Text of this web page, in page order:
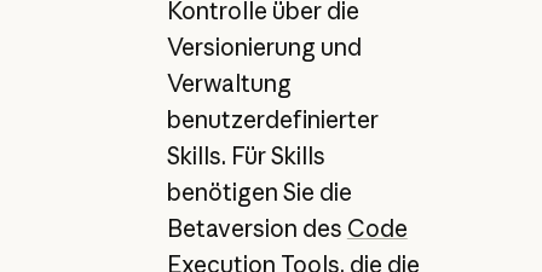
Kontrolle über die
Versionierung und
Verwaltung
benutzerdefinierter
Skills. Für Skills
benötigen Sie die
Betaversion des Code
Execution Tools, die die